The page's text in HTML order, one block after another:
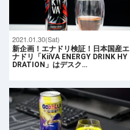
2021.01.30(Sat)
新企画！エナドリ検証！日本国産エ
ナドリ「KiiVA ENERGY DRINK HY
DRATION」はデスク…